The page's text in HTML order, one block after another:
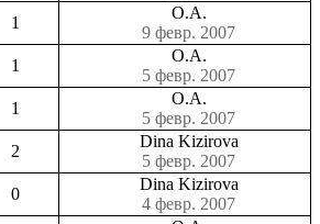
1
О.А.
9 февр. 2007
1
О.А.
5 февр. 2007
1
О.А.
5 февр. 2007
2
Dina Kizirova
5 февр. 2007
0
Dina Kizirova
4 февр. 2007